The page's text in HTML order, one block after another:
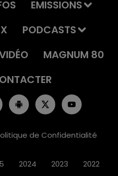
EMISSIONS
PODCASTS
MAGNUM 80
de Confidentialité
2024 2023 2022